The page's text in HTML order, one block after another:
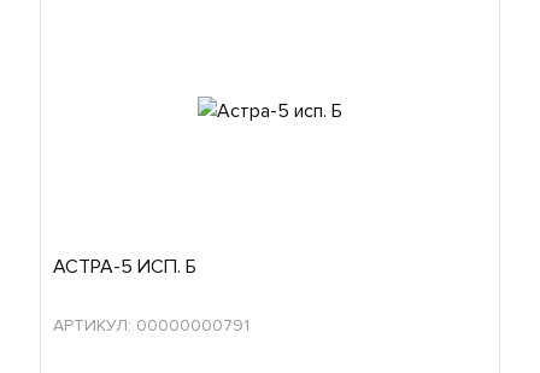
АСТРА-5 ИСП. Б
АРТИКУЛ: 00000000791